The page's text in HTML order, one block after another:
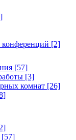
конференций [2]
[57]
[3]
комнат [26]
[57]